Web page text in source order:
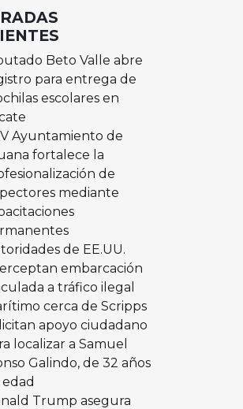
Beto Valle abre
para entrega de
escolares en
Ayuntamiento de
fortalece la
de
mediante
de EE.UU.
embarcación
a tráfico ilegal
cerca de Scripps
apoyo ciudadano
localizar a Samuel
Galindo, de 32 años
Trump asegura